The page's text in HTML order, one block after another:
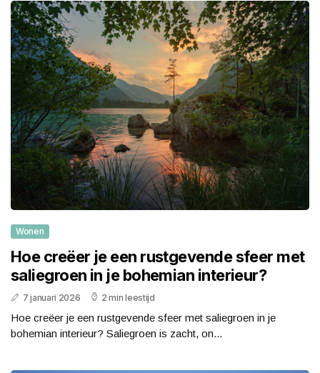
Wonen
Hoe creëer je een rustgevende sfeer met
saliegroen in je bohemian interieur?
7 januari 2026 2 min leestijd
Hoe creëer je een rustgevende sfeer met saliegroen in je
bohemian interieur? Saliegroen is zacht, on...